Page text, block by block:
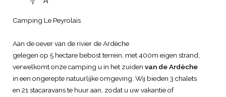
Camping Le Peyrolais
Aan de oever van de rivier de Ardèche
gelegen op 5 hectare bebost terrein, met 400m eigen strand,
verwelkomt onze camping u in het zuiden van de Ardèche
in een ongerepte natuurlijke omgeving. Wij bieden 3 chalets
en 21 stacaravans te huur aan, zodat u uw vakantie of